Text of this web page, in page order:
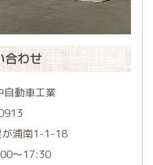
合わせ
自動車工業
が浦南1-1-18
〜17:30